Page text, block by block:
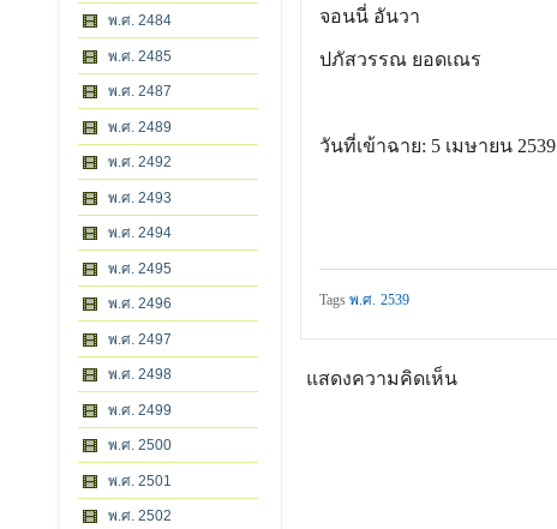
พ.ศ. 2484
พ.ศ. 2485
พ.ศ. 2487
พ.ศ. 2489
พ.ศ. 2492
พ.ศ. 2493
พ.ศ. 2494
พ.ศ. 2495
พ.ศ. 2496
พ.ศ. 2497
พ.ศ. 2498
พ.ศ. 2499
พ.ศ. 2500
พ.ศ. 2501
พ.ศ. 2502
จอนนี่ อันวา
ปภัสวรรณ ยอดเณร
วันที่เข้าฉาย: 5 เมษายน 2539
Tagsพ.ศ. 2539
แสดงความคิดเห็น